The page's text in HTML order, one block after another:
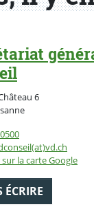
6
Suisse
la carte Google
ÉCRIRE